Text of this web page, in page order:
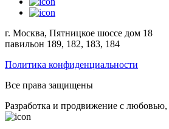
г. Москва, Пятницкое шоссе дом 18
павильон 189, 182, 183, 184
Политика конфиденциальности
Все права защищены
Разработка и продвижение с любовью,